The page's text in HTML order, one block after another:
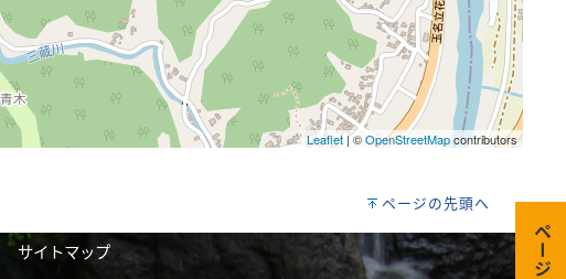
Leaflet| ©OpenStreetMapcontributors
ページの先頭へ
サイトマップ